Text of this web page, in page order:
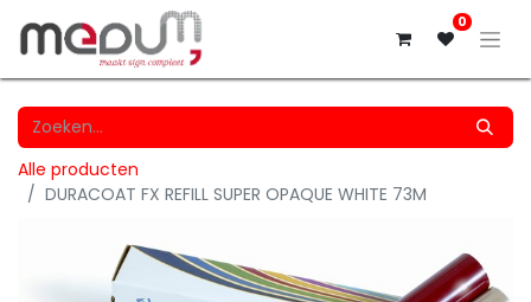
0
Alle producten
DURACOAT FX REFILL SUPER OPAQUE WHITE 73M